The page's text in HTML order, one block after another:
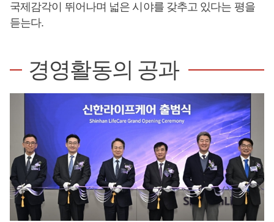
국제감각이 뛰어나며 넓은 시야를 갖추고 있다는 평을
듣는다.
경영활동의 공과